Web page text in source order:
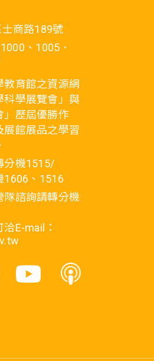
商路189號
、1005．
育館之資源網
科學展覽會」與
」歷屆優勝作
展館展品之學習
分機1515/
1606、1516
隊諮詢請轉分機
E-mail：